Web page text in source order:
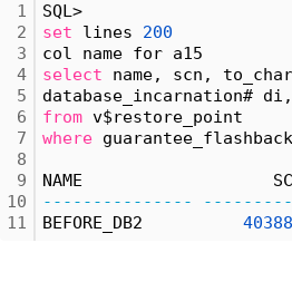
1
2
3
4
5
6
7
8
9
10
11
SQL>
set lines 200
col name for a15
select name, scn,
database_incarnation#
from v$restore_point
where
NAME
---------------
BEFORE_DB2